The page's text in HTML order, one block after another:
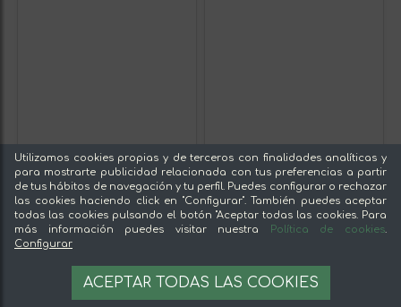
Utilizamos cookies propias y de terceros con finalidades analíticas y
para mostrarte publicidad relacionada con tus preferencias a partir
de tus hábitos de navegación y tu perfil. Puedes configurar o rechazar
las cookies haciendo click en "Configurar". También puedes aceptar
todas las cookies pulsando el botón "Aceptar todas las cookies. Para
más información puedes visitar nuestra
Política de cookies.
Configurar
ACEPTAR TODAS LAS COOKIES